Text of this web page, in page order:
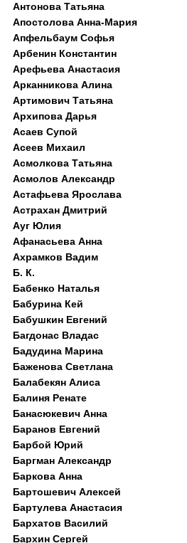
Антонова Татьяна
Апостолова Анна-Мария
Апфельбаум Софья
Арбенин Константин
Арефьева Анастасия
Арканникова Алина
Артимович Татьяна
Архипова Дарья
Асаев Супой
Асеев Михаил
Асмолкова Татьяна
Асмолов Александр
Астафьева Ярослава
Астрахан Дмитрий
Ауг Юлия
Афанасьева Анна
Ахрамков Вадим
Б. К.
Бабенко Наталья
Бабурина Кей
Бабушкин Евгений
Багдонас Владас
Бадудина Марина
Баженова Светлана
Балабекян Алиса
Балиня Ренате
Банасюкевич Анна
Баранов Евгений
Барбой Юрий
Баргман Александр
Баркова Анна
Бартошевич Алексей
Бартулева Анастасия
Бархатов Василий
Бархин Сергей